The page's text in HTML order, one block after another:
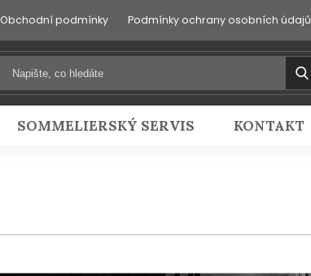
Obchodní podmínky Podmínky ochrany osobních údajů
SOMMELIERSKÝ SERVIS KONTAKT